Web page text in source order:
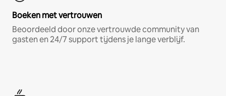
Boeken met vertrouwen
Beoordeeld door onze vertrouwde community van
gasten en 24/7 support tijdens je lange verblijf.